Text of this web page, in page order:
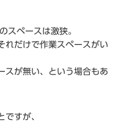
スペースは激狭。
れだけで作業スペースがい
スが無い、という場合もあ
ですが、